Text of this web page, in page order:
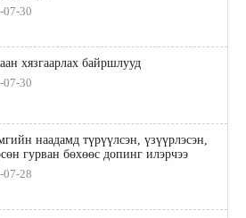
07-30
хязгаарлах байршлууд
07-30
наадамд түрүүлсэн, үзүүрлэсэн,
гурван бөхөөс допинг илэрчээ
07-28